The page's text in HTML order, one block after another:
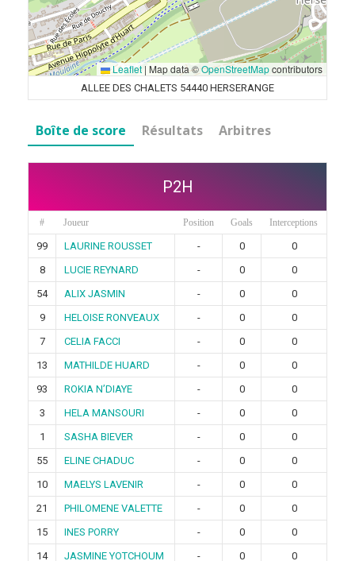
Leaflet | Map data ©OpenStreetMapcontributors
ALLEE DES CHALETS 54440 HERSERANGE
Boîte de score Résultats Arbitres
P2H
# Joueur Position Goals Interceptions
99 LAURINE ROUSSET - 0
0
8
LUCIE REYNARD - 0
0
54
ALIX JASMIN - 0
0
9
HELOISE RONVEAUX - 0
0
7
CELIA FACCI - 0
0
13
MATHILDE HUARD - 0
0
93
ROKIA N’DIAYE - 0
0
3
HELA MANSOURI - 0
0
1
SASHA BIEVER - 0
0
55
ELINE CHADUC - 0
0
10
MAELYS LAVENIR - 0
0
21
PHILOMENE VALETTE - 0
0
15
INES PORRY - 0
0
14
JASMINE YOTCHOUM - 0
0